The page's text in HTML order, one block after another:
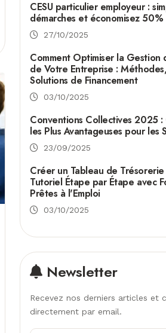
CESU particulier employeur :
démarches et économisez 50%
27/10/2025
Comment Optimiser la Gestion
de Votre Entreprise :
Solutions de Financement
03/10/2025
Conventions Collectives 2025
les Plus Avantageuses pour les
23/09/2025
Créer un Tableau de Trésorerie
Tutoriel Étape par Étape avec
Prêtes à l'Emploi
03/10/2025
Newsletter
Recevez nos derniers articles et
directement par email.